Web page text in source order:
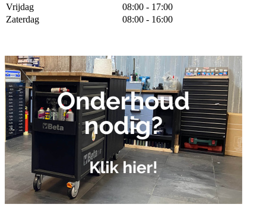
Vrijdag
08:00 - 17:00
Zaterdag
08:00 - 16:00